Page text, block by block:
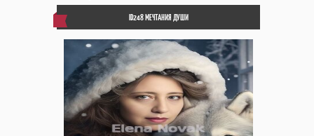
ID248 МЕЧТАНИЯ ДУШИ